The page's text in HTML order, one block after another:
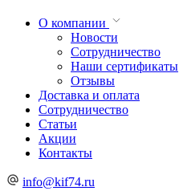
О компании
Новости
Сотрудничество
Наши сертификаты
Отзывы
Доставка и оплата
Сотрудничество
Статьи
Акции
Контакты
info@kif74.ru